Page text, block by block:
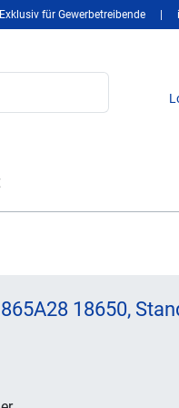
Exklusiv für Gewerbetreibende
18650,